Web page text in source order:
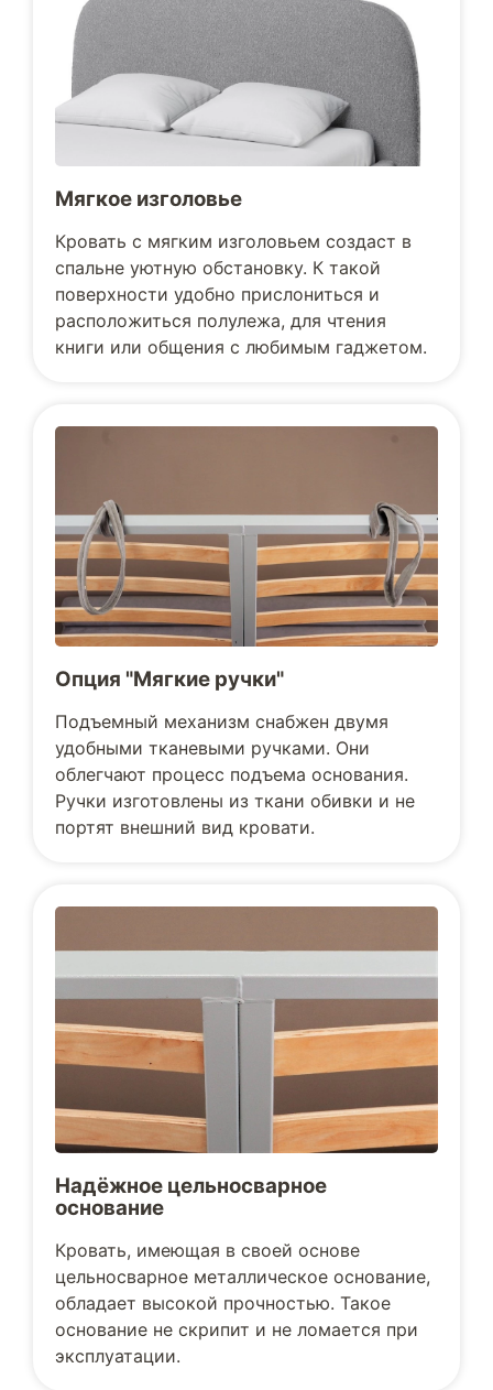
Мягкое изголовье
Кровать с мягким изголовьем создаст в
спальне уютную обстановку. К такой
поверхности удобно прислониться и
расположиться полулежа, для чтения
книги или общения с любимым гаджетом.
Опция "Мягкие ручки"
Подъемный механизм снабжен двумя
удобными тканевыми ручками. Они
облегчают процесс подъема основания.
Ручки изготовлены из ткани обивки и не
портят внешний вид кровати.
Надёжное цельносварное
основание
Кровать, имеющая в своей основе
цельносварное металлическое основание,
обладает высокой прочностью. Такое
основание не скрипит и не ломается при
эксплуатации.